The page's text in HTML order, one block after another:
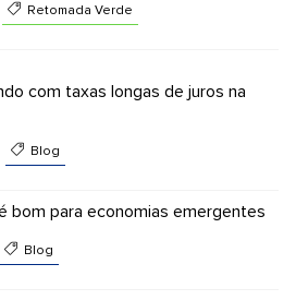
Retomada Verde
com taxas longas de juros na
Blog
bom para economias emergentes
Blog